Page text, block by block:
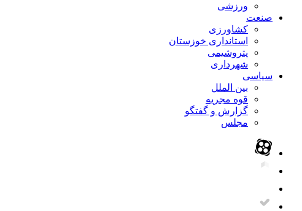
ورزشی
صنعت
کشاورزی
استانداری خوزستان
پتروشیمی
شهرداری
سیاسی
بین الملل
قوه مجریه
گزارش و گفتگو
مجلس